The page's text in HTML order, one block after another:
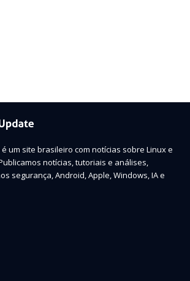
um site brasileiro com notícias sobre Linux e
notícias, tutoriais e análises,
segurança, Android, Apple, Windows, IA e